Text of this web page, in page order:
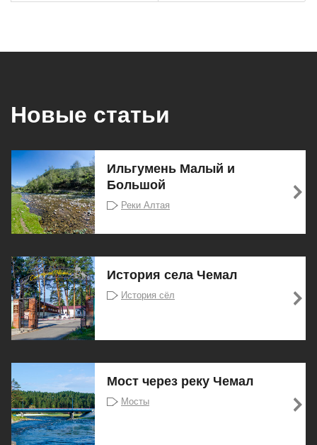
Новые статьи
Ильгумень Малый и
Большой
Реки Алтая
История села Чемал
История сёл
Мост через реку Чемал
Мосты